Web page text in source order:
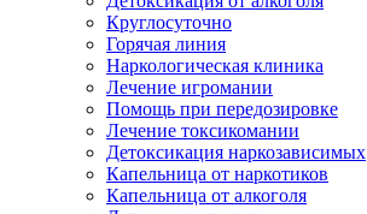
Круглосуточно
Горячая линия
Наркологическая клиника
Лечение игромании
Помощь при передозировке
Лечение токсикомании
Детоксикация наркозависимых
Капельница от наркотиков
Капельница от алкоголя